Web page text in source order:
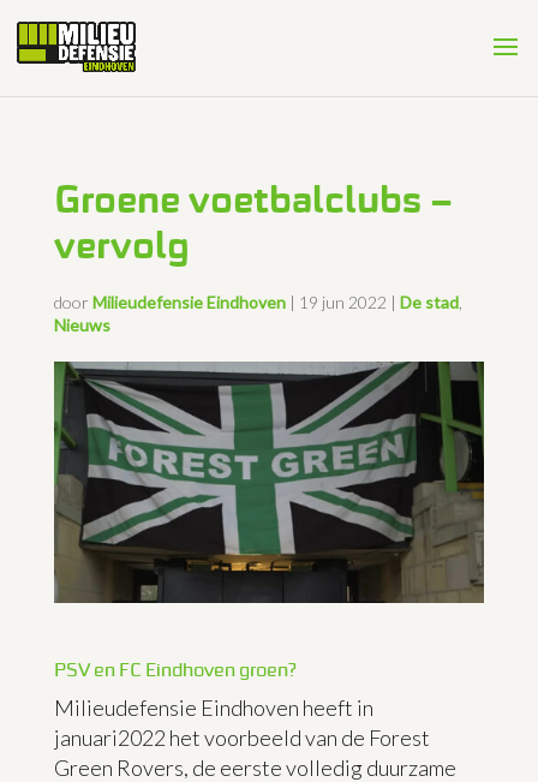
Groene voetbalclubs –
vervolg
door Milieudefensie Eindhoven| 19 jun 2022 | De stad,
Nieuws
PSV en FC Eindhoven groen?
Milieudefensie Eindhoven heeft in
januari2022 het voorbeeld van de Forest
Green Rovers, de eerste volledig duurzame